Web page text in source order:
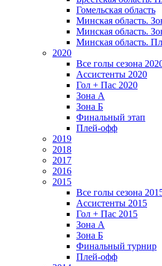
Гомельская область
Минская область.
Минская область.
Минская область.
2020
Все голы сезона
Ассистенты 2020
Гол + Пас 2020
Зона А
Зона Б
Финальный этап
Плей-офф
2019
2018
2017
2016
2015
Все голы сезона
Ассистенты 2015
Гол + Пас 2015
Зона А
Зона Б
Финальный турнир
Плей-офф